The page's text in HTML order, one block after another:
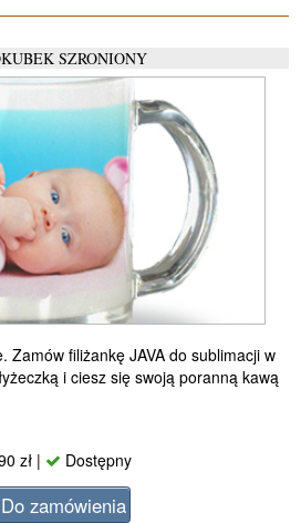
SZRONIONY
Zamów filiżankę JAVA do sublimacji w
i ciesz się swoją poranną kawą
zł | Dostępny
Do zamówienia